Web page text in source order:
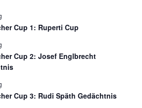
Cup 1: Ruperti Cup
Cup 2: Josef Englbrecht
Cup 3: Rudi Späth Gedächtnis